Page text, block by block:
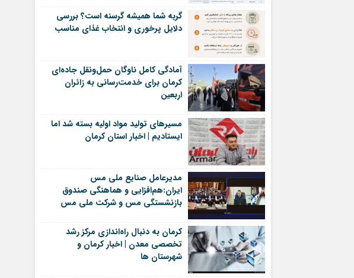
گربه شما همیشه گرسنه است؟ بررسی
دلایل پرخوری و انتخاب غذای مناسب
آمادگی کامل ناوگان حمل‌ونقل جاده‌ای
کرمان برای خدمت‌رسانی به زائران
اربعین
مسیرهای تولید مواد اولیه بسته شد اما
ایستادیم | اخبار استان کرمان
مدیرعامل صنایع ملی مس
ایران:هم‌افزایی و هماهنگی صندوق
بازنشستگی مس و شرکت ملی مس
کرمان به دنبال راه‌اندازی مرکز رشد
تخصصی معدن | اخبار کرمان و
شهرستان ها